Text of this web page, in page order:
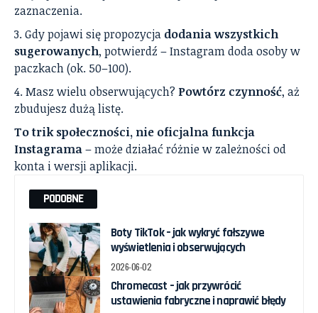
zaznaczenia.
Gdy pojawi się propozycja dodania wszystkich
sugerowanych, potwierdź – Instagram doda osoby w
paczkach (ok. 50–100).
Masz wielu obserwujących? Powtórz czynność, aż
zbudujesz dużą listę.
To trik społeczności, nie oficjalna funkcja
Instagrama– może działać różnie w zależności od
konta i wersji aplikacji.
PODOBNE
Boty TikTok – jak wykryć fałszywe
wyświetlenia i obserwujących
2026-06-02
Chromecast – jak przywrócić
ustawienia fabryczne i naprawić błędy